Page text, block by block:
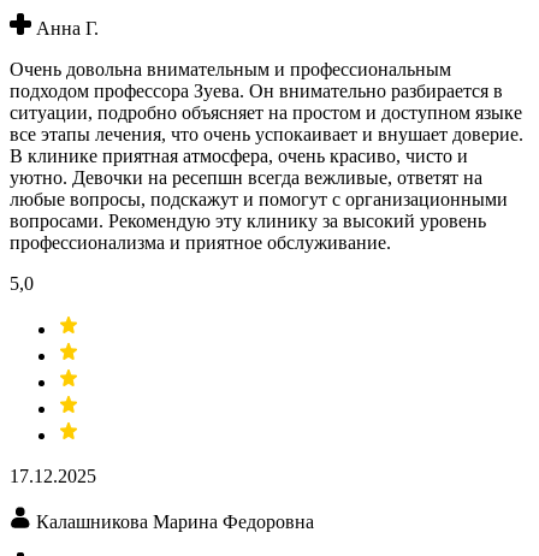
Анна Г.
Очень довольна внимательным и профессиональным
подходом профессора Зуева. Он внимательно разбирается в
ситуации, подробно объясняет на простом и доступном языке
все этапы лечения, что очень успокаивает и внушает доверие.
В клинике приятная атмосфера, очень красиво, чисто и
уютно. Девочки на ресепшн всегда вежливые, ответят на
любые вопросы, подскажут и помогут с организационными
вопросами. Рекомендую эту клинику за высокий уровень
профессионализма и приятное обслуживание.
5,0
17.12.2025
Калашникова Марина Федоровна